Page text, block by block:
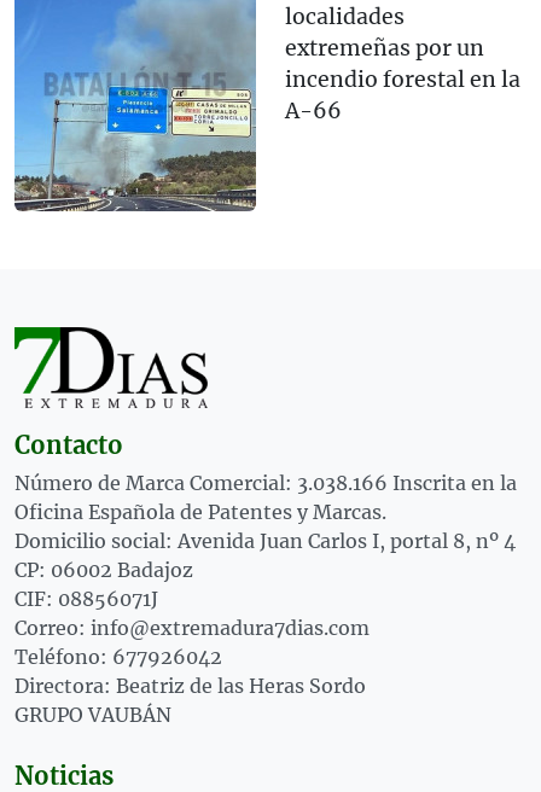
localidades
extremeñas por un
incendio forestal en la
A-66
Contacto
Número de Marca Comercial: 3.038.166 Inscrita en la
Oficina Española de Patentes y Marcas.
Domicilio social: Avenida Juan Carlos I, portal 8, nº 4
CP: 06002 Badajoz
CIF: 08856071J
Correo: info@extremadura7dias.com
Teléfono: 677926042
Directora: Beatriz de las Heras Sordo
GRUPO VAUBÁN
Noticias